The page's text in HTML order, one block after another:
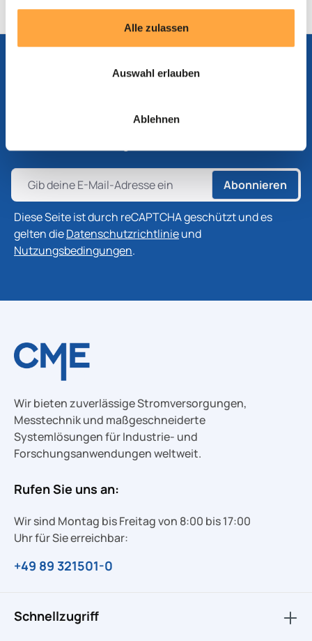
Alle zulassen
Auswahl erlauben
Ablehnen
Informationen zu Produkten, Technologien und
Abonnieren
Diese Seite ist durch reCAPTCHA geschützt und es
gelten dieDatenschutzrichtlinieund
Nutzungsbedingungen.
Wir bieten zuverlässige Stromversorgungen,
Messtechnik und maßgeschneiderte
Systemlösungen für Industrie- und
Forschungsanwendungen weltweit.
Rufen Sie uns an:
Wir sind Montag bis Freitag von 8:00 bis 17:00
Uhr für Sie erreichbar:
+49 89 321501-0
Schnellzugriff